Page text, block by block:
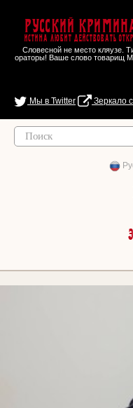
Русский
Истина любит действовать
Словесной не место кляузе.
ораторы! Ваше слово товарищ
Мы в Twitter Зеркало